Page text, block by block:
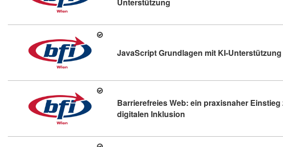
JavaScript Grundlagen mit KI-Unterstützung
Barrierefreies Web: ein praxisnaher Einstieg
digitalen Inklusion Kursdetail: Barrierefreies